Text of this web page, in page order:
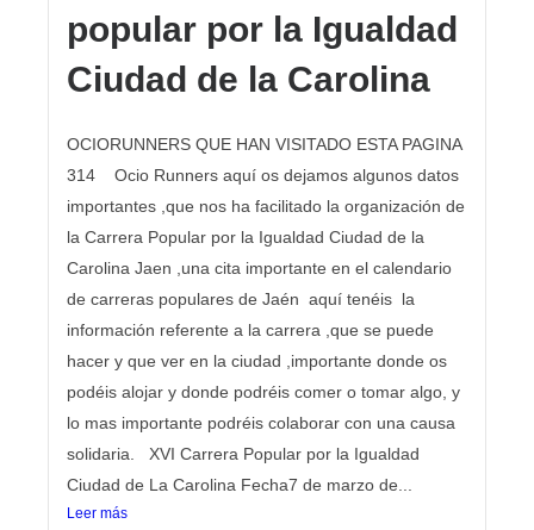
popular por la Igualdad
Ciudad de la Carolina
OCIORUNNERS QUE HAN VISITADO ESTA PAGINA
314 Ocio Runners aquí os dejamos algunos datos
importantes ,que nos ha facilitado la organización de
la Carrera Popular por la Igualdad Ciudad de la
Carolina Jaen ,una cita importante en el calendario
de carreras populares de Jaén aquí tenéis la
información referente a la carrera ,que se puede
hacer y que ver en la ciudad ,importante donde os
podéis alojar y donde podréis comer o tomar algo, y
lo mas importante podréis colaborar con una causa
solidaria. XVI Carrera Popular por la Igualdad
Ciudad de La Carolina Fecha7 de marzo de...
Leer más